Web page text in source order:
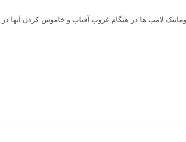
تولید می شوند. جهت روشن کردن اتوماتیک لامپ ها در هنگام غروب آفتاب و خاموش